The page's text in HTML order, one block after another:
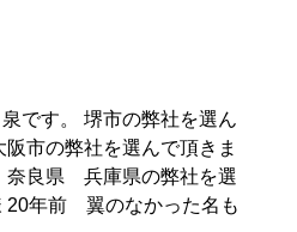
です。 堺市の弊社を選ん
市の弊社を選んで頂きま
奈良県 兵庫県の弊社を選
20年前 翼のなかった名も